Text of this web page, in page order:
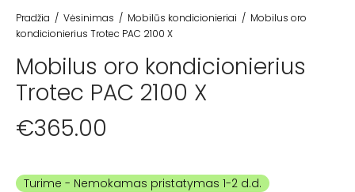
Pradžia / Vėsinimas / Mobilūs kondicionieriai / Mobilus oro
kondicionierius Trotec PAC 2100 X
Mobilus oro kondicionierius
Trotec PAC 2100 X
€365.00
Turime